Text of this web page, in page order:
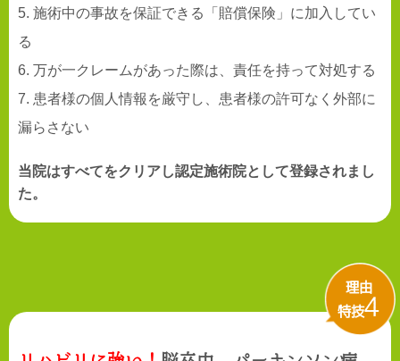
5. 施術中の事故を保証できる「賠償保険」に加入してい
る
6. 万が一クレームがあった際は、責任を持って対処する
7. 患者様の個人情報を厳守し、患者様の許可なく外部に
漏らさない
当院はすべてをクリアし認定施術院として登録されまし
た。
理由
特技4